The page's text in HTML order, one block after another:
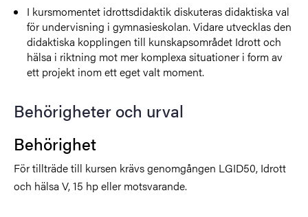
I kursmomentet idrottsdidaktik diskuteras didaktiska val
för undervisning i gymnasieskolan. Vidare utvecklas den
didaktiska kopplingen till kunskapsområdet Idrott och
hälsa i riktning mot mer komplexa situationer i form av
ett projekt inom ett eget valt moment.
Behörigheter och urval
Behörighet
För tillträde till kursen krävs genomgången LGID50, Idrott
och hälsa V, 15 hp eller motsvarande.